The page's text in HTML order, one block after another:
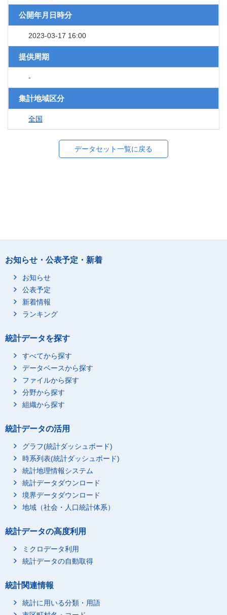
公開年月日時分
2023-03-17 16:00
提供周期
-
集計地域区分
全国
データセット一覧に戻る
お知らせ・公表予定・新着
お知らせ
公表予定
新着情報
ランキング
統計データを探す
すべてから探す
データベースから探す
ファイルから探す
分野から探す
組織から探す
統計データの活用
グラフ(統計ダッシュボード)
時系列表(統計ダッシュボード)
統計地理情報システム
統計データダウンロード
境界データダウンロード
地域（社会・人口統計体系）
統計データの高度利用
ミクロデータ利用
統計データの自動取得
統計関連情報
統計に用いる分類・用語